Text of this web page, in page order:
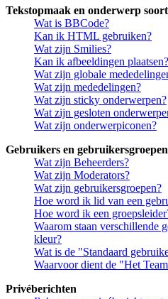
Tekstopmaak en onderwerp
Wat is BBCode?
Kan ik HTML gebruiken?
Wat zijn Smilies?
Kan ik afbeeldingen plaatsen?
Wat zijn globale
Wat zijn mededelingen?
Wat zijn sticky onderwerpen?
Wat zijn gesloten
Wat zijn onderwerpiconen?
Gebruikers en gebruikersgroepen
Wat zijn Beheerders?
Wat zijn Moderators?
Wat zijn gebruikersgroepen?
Hoe word ik lid van een
Hoe word ik een
Waarom staan verschillende
kleur?
Wat is de "Standaard
Waarvoor dient de "Het
Privéberichten